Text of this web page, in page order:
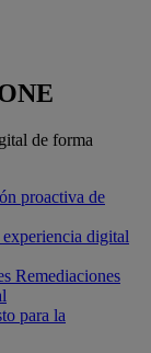
de forma
proactiva de
digital
Remediaciones
para la